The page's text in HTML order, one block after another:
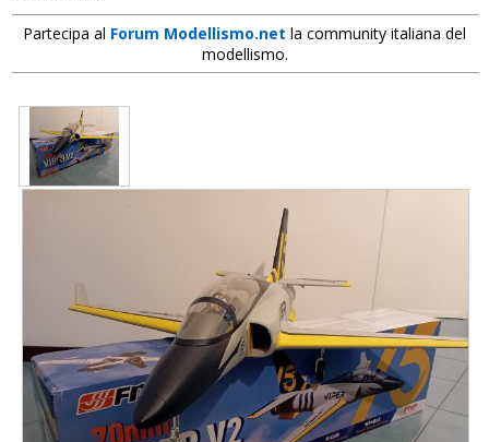
Partecipa al Forum Modellismo.net la community italiana del
modellismo.